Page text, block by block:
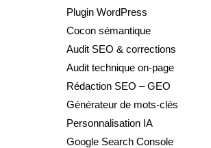
Plugin WordPress
Cocon sémantique
Audit SEO & corrections
Audit technique on-page
Rédaction SEO – GEO
Générateur de mots-clés
Personnalisation IA
Google Search Console